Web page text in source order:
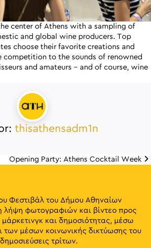
center of Athens with a sampling of
and global wine producers. Top
choose their favorite creations and
competition to the sounds of renowned
and amateurs – and of course, wine
thisathensadm1n
Opening Party: Athens Cocktail Week
Φεστιβάλ του Δήμου Αθηναίων
λήψη φωτογραφιών και βίντεο προς
μάρκετινγκ και δημοσιότητας, μέσω
των μέσων κοινωνικής δικτύωσης του
τρίτων.